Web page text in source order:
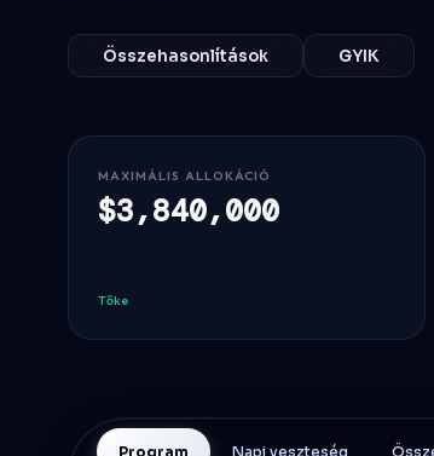
Összehasonlítások GYIK
MAXIMÁLIS ALLOKÁCIÓ
$3,840,000
Tőke
Program Napi veszteség